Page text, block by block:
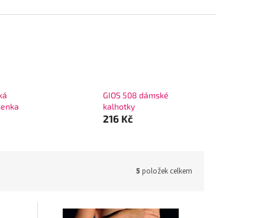
GIOS 508 dámské
kalhotky
216 Kč
5 položek celkem